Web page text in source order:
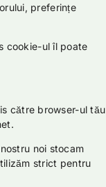
preferințe
cookie-ul îl poate
către browser-ul tău
noi stocam
strict pentru